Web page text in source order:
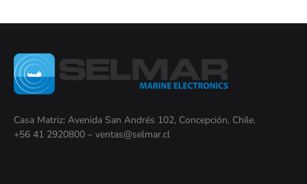
Casa Matriz: Avenida San Andrés 102, Concepción, Chile.
+56 41 2920800 – ventas@selmar.cl